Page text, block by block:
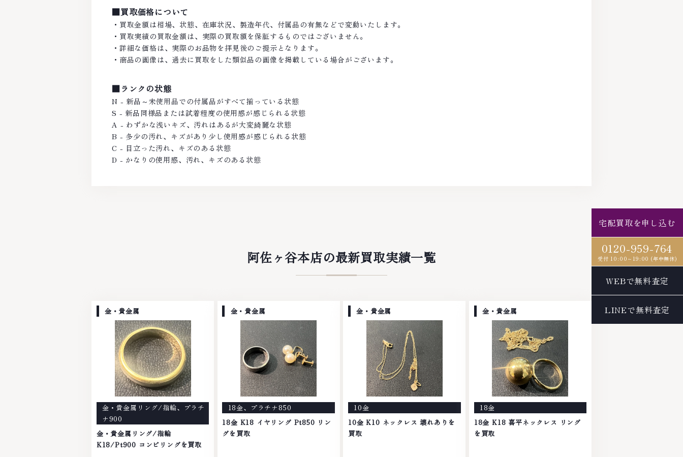
■買取価格について
・買取金額は相場、状態、在庫状況、製造年代、付属品の有無などで変動いたします。
・買取実績の買取金額は、実際の買取額を保証するものではございません。
・詳細な価格は、実際のお品物を拝見後のご提示となります。
・商品の画像は、過去に買取をした類似品の画像を掲載している場合がございます。
■ランクの状態
N - 新品～未使用品での付属品がすべて揃っている状態
S - 新品同様品または試着程度の使用感が感じられる状態
A - わずかな浅いキズ、汚れはあるが大変綺麗な状態
B - 多少の汚れ、キズがあり少し使用感が感じられる状態
C - 目立った汚れ、キズのある状態
D - かなりの使用感、汚れ、キズのある状態
阿佐ヶ谷本店の最新買取実績一覧
金・貴金属
金・貴金属リング/指輪、 プラチ
ナ900
金・貴金属リング/指輪
K18/Pt900 コンビリングを買取
金・貴金属
18金、 プラチナ850
18金 K18 イヤリング Pt850 リン
グを買取
金・貴金属
10金
10金 K10 ネックレス 壊れありを
買取
金・貴金属
18金
18金 K18 喜平ネックレス リング
を買取
宅配買取を申し込む
0120-959-764
受付 10:00～19:00 (年中無休)